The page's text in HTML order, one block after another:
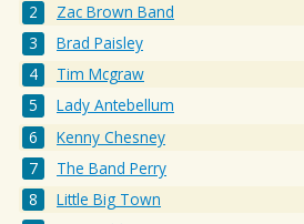
Zac Brown Band
Brad Paisley
Tim Mcgraw
Lady Antebellum
Kenny Chesney
The Band Perry
Little Big Town